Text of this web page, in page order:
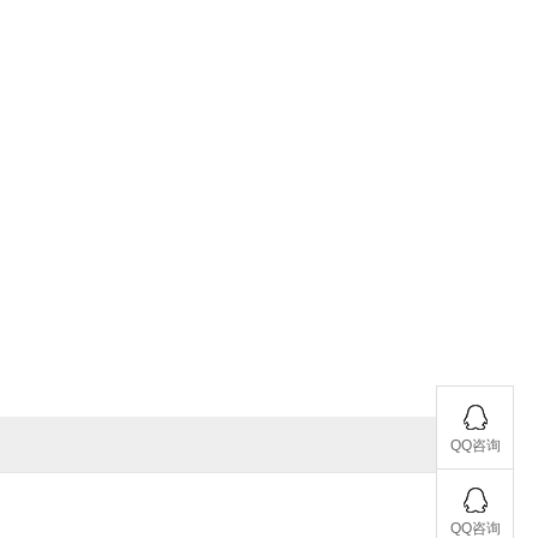
QQ咨询
QQ咨询